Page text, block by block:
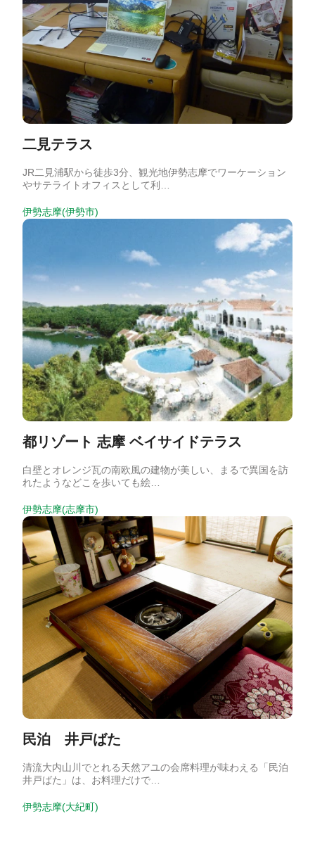
二見テラス
JR二見浦駅から徒歩3分、観光地伊勢志摩でワーケーション
やサテライトオフィスとして利…
伊勢志摩(伊勢市)
都リゾート 志摩 ベイサイドテラス
白壁とオレンジ瓦の南欧風の建物が美しい、まるで異国を訪
れたようなどこを歩いても絵…
伊勢志摩(志摩市)
民泊 井戸ばた
清流大内山川でとれる天然アユの会席料理が味わえる「民泊
井戸ばた」は、お料理だけで…
伊勢志摩(大紀町)